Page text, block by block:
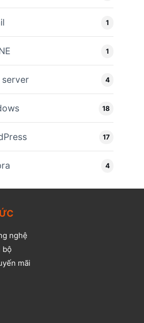
1
1
server 4
18
17
4
nghệ
bộ
mãi